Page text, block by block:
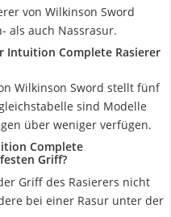
von Wilkinson Sword
als auch Nassrasur.
Intuition Complete Rasierer
Wilkinson Sword stellt fünf
sind Modelle
über weniger verfügen.
Complete
Griff?
Griff des Rasierers nicht
bei einer Rasur unter der